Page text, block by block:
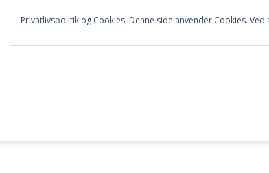
Privatlivspolitik og Cookies: Denne side anvender Cookies.